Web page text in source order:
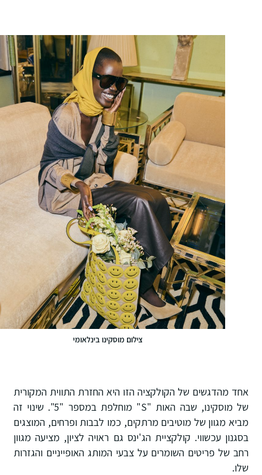
צילום מוסקינו בינלאומי
אחד מהדגשים של הקולקציה הזו היא החזרת התווית המקורית
של מוסקינו, שבה האות "S" מוחלפת במספר "5". שינוי זה
מביא מגוון של מוטיבים מרתקים, כמו לבבות ופרחים, המוצגים
בסגנון עכשווי. קולקציית הג'ינס גם ראויה לציון, מציעה מגוון
רחב של פריטים השומרים על צבעי המותג האופייניים והגזרות
שלו.